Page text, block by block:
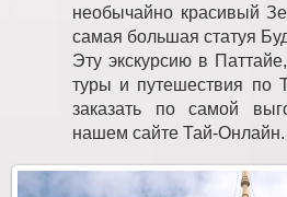
необычайно красивый
самая большая статуя
Эту экскурсию в
туры и путешествия по
заказать по самой
нашем сайте Тай-Онлайн.